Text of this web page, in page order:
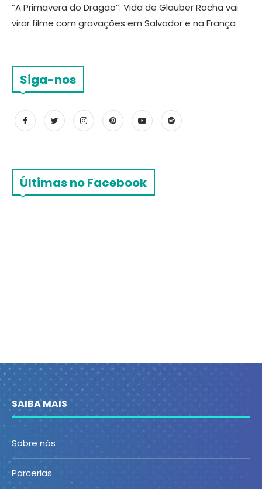
“A Primavera do Dragão”: Vida de Glauber Rocha vai
virar filme com gravações em Salvador e na França
Siga-nos
Últimas no Facebook
SAIBA MAIS
Sobre nós
Parcerias